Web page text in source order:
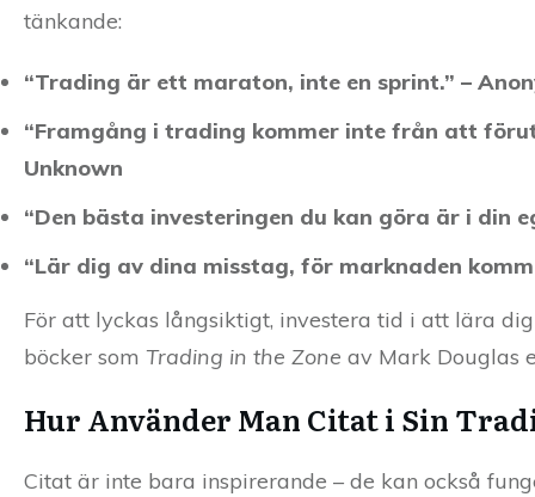
tänkande:
“Trading är ett maraton, inte en sprint.” –
“Framgång i trading kommer inte från att
Unknown
“Den bästa investeringen du kan göra är i din
“Lär dig av dina misstag, för marknaden
För att lyckas långsiktigt, investera tid i att lära
böcker som Trading in the Zone av Mark Douglas
Hur Använder Man Citat i Sin
Citat är inte bara inspirerande – de kan också